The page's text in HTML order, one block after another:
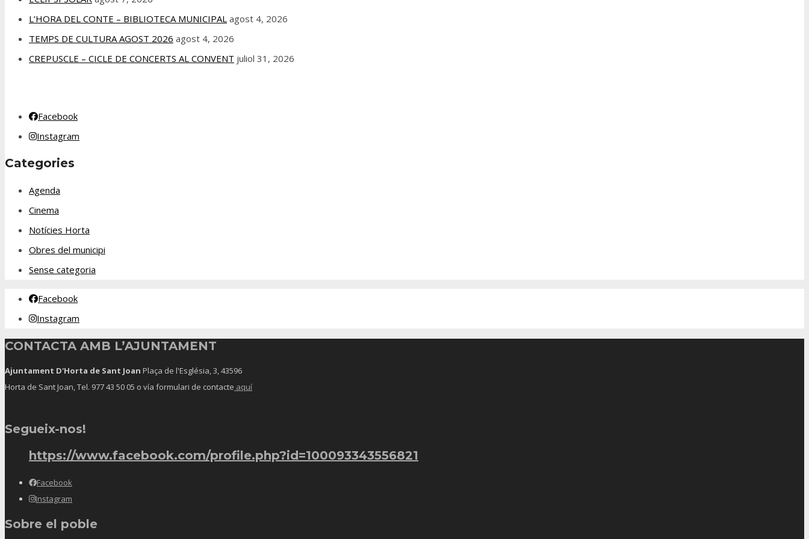
L’HORA DEL CONTE – BIBLIOTECA MUNICIPAL agost 4, 2026
TEMPS DE CULTURA AGOST 2026 agost 4, 2026
CREPUSCLE – CICLE DE CONCERTS AL CONVENT juliol 31, 2026
Facebook
Instagram
Categories
Agenda
Cinema
Notícies Horta
Obres del municipi
Sense categoria
Facebook
Instagram
CONTACTA AMB L’AJUNTAMENT
Ajuntament D'Horta de Sant Joan Plaça de l'Església, 3, 43596
Horta de Sant Joan, Tel. 977 43 50 05 o vía formulari de contacte aquí
Segueix-nos!
https://www.facebook.com/profile.php?id=100093343556821
Facebook
Instagram
Sobre el poble